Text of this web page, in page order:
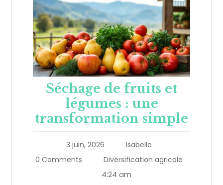
Séchage de fruits et
légumes : une
transformation simple
3 juin, 2026
Isabelle
0 Comments
Diversification agricole
4:24 am